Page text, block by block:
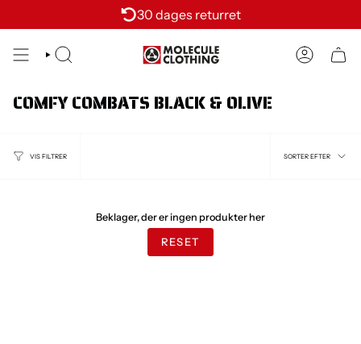
content
30 dages returret
SØG KONTI
COMFY COMBATS BLACK & OLIVE
VIS FILTRER SORTER
SORTER EFTER
Beklager, der er ingen produkter her
RESET